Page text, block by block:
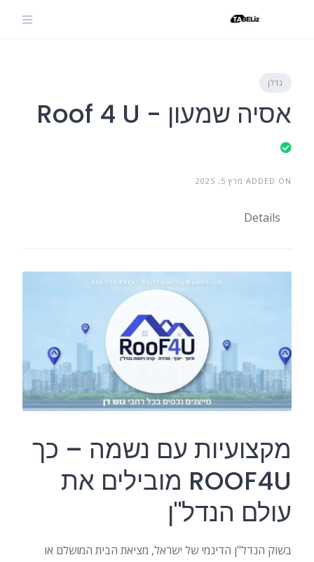
נדלן
אסיה שמעון - Roof 4 U
ADDED ON מרץ 5, 2025
Details
מקצועיות עם נשמה – כך
ROOF4U מובילים את
עולם הנדל"ן
בשוק הנדל"ן הדינמי של ישראל, מציאת הבית המושלם או